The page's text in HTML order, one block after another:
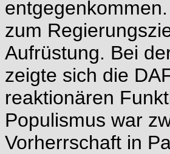
zum
Aufrüstung. Bei
zeigte sich die
reaktionären
Populismus war
Vorherrschaft in